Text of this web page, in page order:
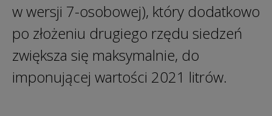
w wersji 7-osobowej), który dodatkowo
po złożeniu drugiego rzędu siedzeń
zwiększa się maksymalnie, do
imponującej wartości 2021 litrów.